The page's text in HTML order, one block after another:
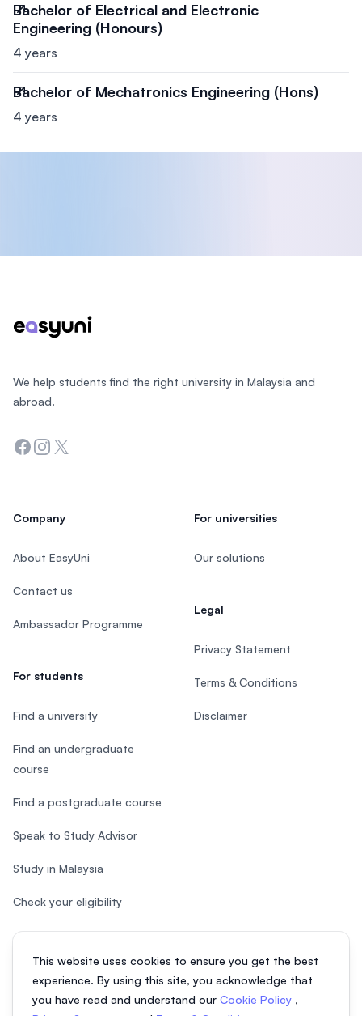
Bachelor of Electrical and Electronic
Engineering (Honours)
4 years
Bachelor of Mechatronics Engineering (Hons)
4 years
This website uses cookies to ensure you get the best
experience. By using this site, you acknowledge that
you have read and understand our Cookie Policy ,
We help students find the right university in Malaysia and
abroad.
Facebook
Instagram
Twitter
Company
About EasyUni
Contact us
Ambassador Programme
For students
Find a university
Find an undergraduate
course
Find a postgraduate course
Speak to Study Advisor
Study in Malaysia
Check your eligibility
For universities
Our solutions
Legal
Privacy Statement
Terms & Conditions
Disclaimer
© 2026 EasyUni Sdn Bhd, company registration number 200801016907